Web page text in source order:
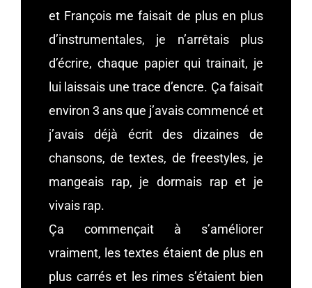
et François me faisait de plus en plus
d’instrumentales, je n’arrêtais plus
d’écrire, chaque papier qui trainait, je
lui laissais une trace d’encre. Ça faisait
environ 3 ans que j’avais commencé et
j’avais déjà écrit des dizaines de
chansons, de textes, de freestyles, je
mangeais rap, je dormais rap et je
vivais rap.
Ça commençait à s’améliorer
vraiment, les textes étaient de plus en
plus carrés et les rimes s’étaient bien